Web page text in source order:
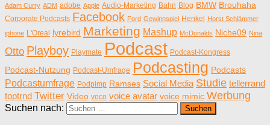
Adam Curry ADM adobe Apple Audio-Marketing Bahn Blog BMW Brouhaha
Corporate Podcasts Facebook Ford Gewinnspiel Henkel
Horst Schlämmer
iphone L'Oreal lyrebird Marketing Mashup McDonalds Niche09 Nina
Otto Playboy Playmate Podcast Podcast-Kongress
Podcast-Nutzung Podcast-Umfrage Podcasting Podcasts
Podcastumfrage Podpimp Ramses Social Media Studie tellerrand
toptrnd Twitter Video voco voice avatar voice mimic Werbung
Suchen nach: